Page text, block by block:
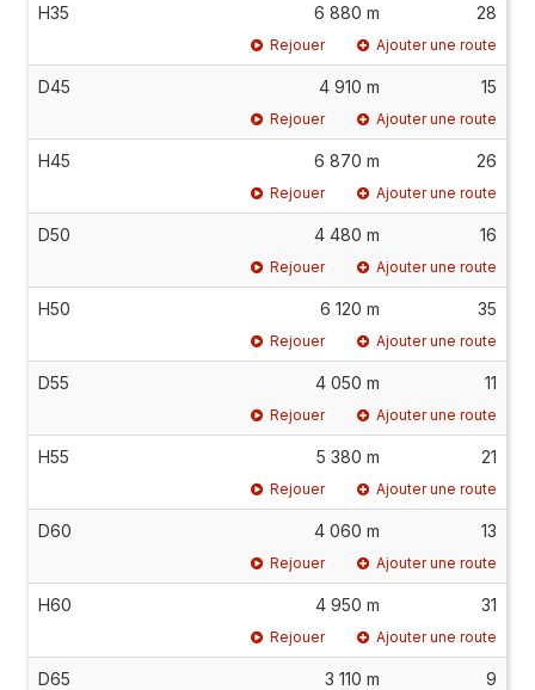
H35 6 880 m 28
Rejouer Ajouter une route
D45 4 910 m 15
Rejouer Ajouter une route
H45 6 870 m 26
Rejouer Ajouter une route
D50 4 480 m 16
Rejouer Ajouter une route
H50 6 120 m 35
Rejouer Ajouter une route
D55 4 050 m 11
Rejouer Ajouter une route
H55 5 380 m 21
Rejouer Ajouter une route
D60 4 060 m 13
Rejouer Ajouter une route
H60 4 950 m 31
Rejouer Ajouter une route
D65 3 110 m 9